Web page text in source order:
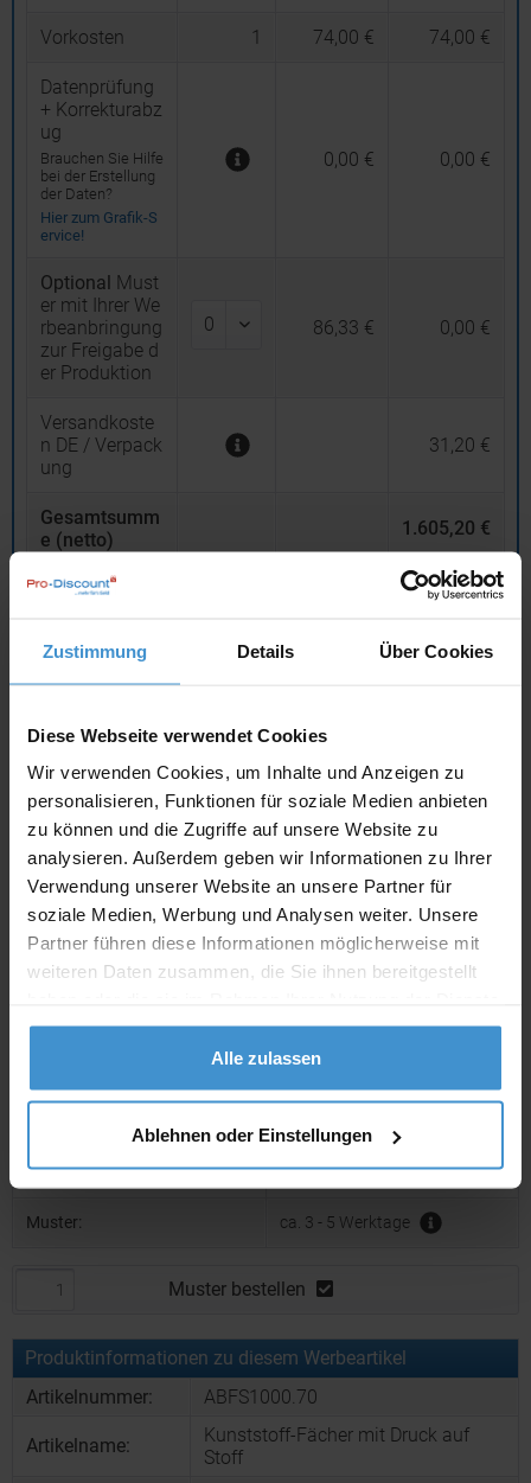
Zustimmung Details Über Cookies
Diese Webseite verwendet Cookies
Wir verwenden Cookies, um Inhalte und Anzeigen zu
personalisieren, Funktionen für soziale Medien anbieten
zu können und die Zugriffe auf unsere Website zu
analysieren. Außerdem geben wir Informationen zu Ihrer
Verwendung unserer Website an unsere Partner für
soziale Medien, Werbung und Analysen weiter. Unsere
Partner führen diese Informationen möglicherweise mit
weiteren Daten zusammen, die Sie ihnen bereitgestellt
gesammelt haben.
Alle zulassen
Ablehnen oder Einstellungen
Vorkosten 1 74,00 € 74,00 €
Datenprüfung
+ Korrekturabz
ug
Brauchen Sie Hilfe
bei der Erstellung
der Daten?
Hier zum Grafik-S
ervice!
0,00 € 0,00 €
Optional Must
er mit Ihrer We
rbeanbringung
zur Freigabe d
er Produktion
86,33 € 0,00 €
Versandkoste
n DE / Verpack
ung
31,20 €
Gesamtsumm
e (netto)
1.605,20 €
19% MwSt. 304,99 €
Gesamtsumm
e (brutto)
inklusive 19 % Mw
In den Warenkorb
Angebot drucken
Individuelle Anfrage
Artikel mit Werbeanbringung: ca. 4 - 5 Wochen
Muster mit Ihrer
der Produktion:
Muster: ca. 3 - 5 Werktage
Muster bestellen
Produktinformationen zu diesem Werbeartikel
Artikelnummer:
ABFS1000.70
Artikelname:
Kunststoff-Fächer mit Druck auf
Stoff